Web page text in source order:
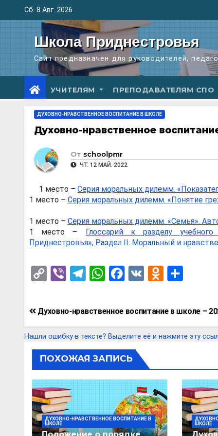
содержимому
Сб. 8 Авг. 2026
Школа Приднестровья
Сайт предназначен для руководителей,
УЧИТЕЛЯМ ПРЕПОДАВАТЕЛЯМ СПО
ДУХОВНО-НРАВСТВЕННОЕ ВОСПИТАНИЕ В ШКОЛЕ
Духовно-нравственное
От schoolpmr
ЧТ. 12 МАЙ. 2022
1 место – Серия моральных дилемм.
1 место – Серия моральных дилемм. «Понятие
1 место – Серия моральных дилемм. «Семья».
1 место – Глоссарий к разделу
Приднестровья», Раздел II. Моральный и
C
Li
n
k
Vi T
gr
a
m
W
s
A
p
p
F
b
o
o
k
V
O
o
kl
ss
ni
ki
р
а
и
т
ь
Навигация
записям
Духовно-нравственное воспитание в школе –
Нашли ошибку в тексте? Выделите её и нажмите эту
ПОХОЖАЯ ЗАПИСЬ
ДУХОВНО-НРАВСТВЕННОЕ ВОСПИТАНИЕ В
ШКОЛЕ
Положение о порядке
ШКОЛЕ